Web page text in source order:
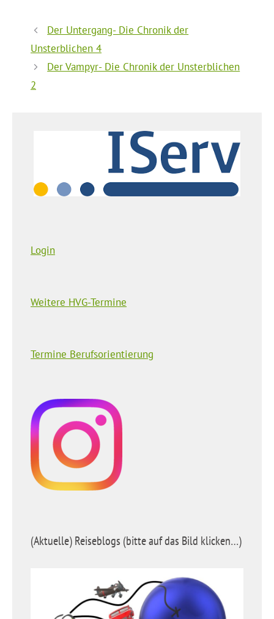
Der Untergang- Die Chronik der
Unsterblichen 4
Der Vampyr- Die Chronik der Unsterblichen
2
Login
Weitere HVG-Termine
Termine Berufsorientierung
(Aktuelle) Reiseblogs (bitte auf das Bild klicken…)